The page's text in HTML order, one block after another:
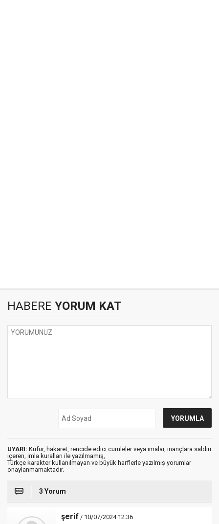
HABERE YORUM KAT
UYARI: Küfür, hakaret, rencide edici cümleler veya imalar, inançlara saldırı
içeren, imla kuralları ile yazılmamış,
Türkçe karakter kullanılmayan ve büyük harflerle yazılmış yorumlar
onaylanmamaktadır.
3 Yorum
şerif / 10/07/2024 12:36